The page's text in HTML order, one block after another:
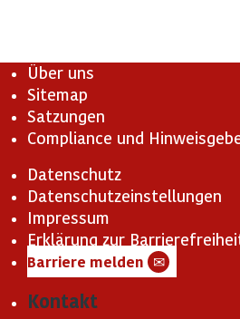
Über uns
Sitemap
Satzungen
Compliance und
Datenschutz
Datenschutzeinstellungen
Impressum
Erklärung zur
Barriere melden ✉
Kontakt